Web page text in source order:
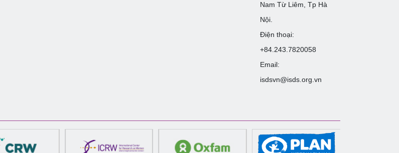
Nam Từ Liêm, Tp Hà
Nội.
Điện thoại:
+84.243.7820058
Email:
isdsvn@isds.org.vn